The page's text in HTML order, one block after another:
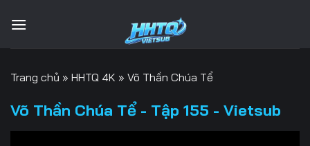
qua
Trang chủ » HHTQ 4K » Võ Thần Chúa Tể
Võ Thần Chúa Tể - Tập 155 - Vietsub